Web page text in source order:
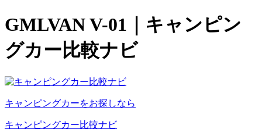
GMLVAN V-01｜キャンピン
グカー比較ナビ
キャンピングカーをお探しなら
キャンピングカー比較ナビ